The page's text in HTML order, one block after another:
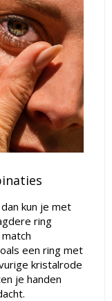
kun je met
ring
een ring met
kristalrode
je handen